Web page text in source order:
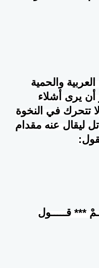
والحمية
أن يرى أشلاء
تتحرك في النخوة
ليقال عنه مقدام
*** قـــــول